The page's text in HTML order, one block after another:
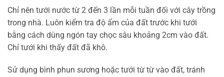
Chỉ nên tưới nước từ 2 đến 3 lần mỗi tuần đối với cây trồng
trong nhà. Luôn kiểm tra độ ẩm của đất trước khi tưới
bằng cách dùng ngón tay chọc sâu khoảng 2cm vào đất.
Chỉ tưới khi thấy đất đã khô.
Sử dụng bình phun sương hoặc tưới từ từ vào đất, tránh